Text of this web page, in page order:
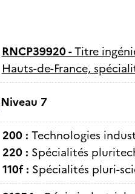
RNCP39920 -Titre
Hauts-de-France,
Niveau 7
200 : Technologies
220 : Spécialités
110f : Spécialités pluri-